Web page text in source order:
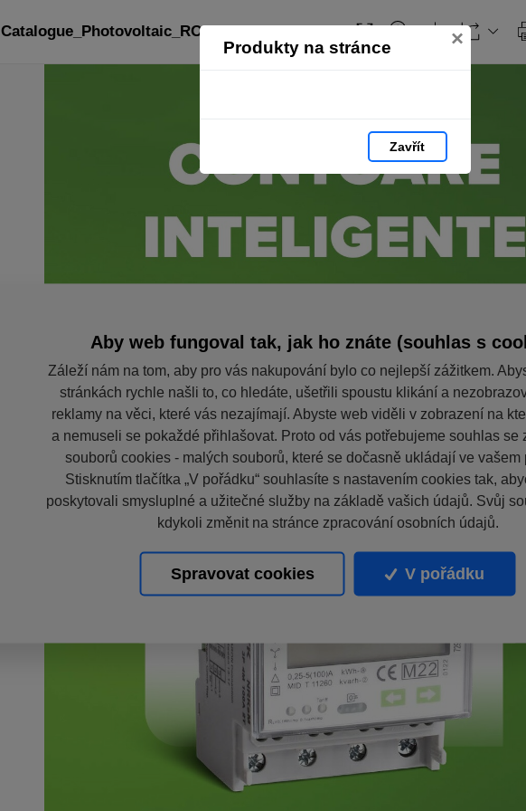
Produkty na stránce ×
Zavřít
Catalogue_Photovoltaic_RO: strana 96
Aby web fungoval tak, jak ho znáte (souhlas s
Záleží nám na tom, aby pro vás nakupování bylo co nejlepší zážitkem.
stránkách rychle našli to, co hledáte, ušetřili spoustu klikání a
reklamy na věci, které vás nezajímají. Abyste web viděli v zobrazení na
a nemuseli se pokaždé přihlašovat. Proto od vás potřebujeme souhlas se
souborů cookies - malých souborů, které se dočasně ukládají ve vašem
Stisknutím tlačítka „V pořádku“ souhlasíte s nastavením cookies tak,
poskytovali smysluplné a užitečné služby na základě vašich údajů. Svůj
kdykoli změnit na stránce zpracování osobních údajů.
Spravovat cookies V pořádku